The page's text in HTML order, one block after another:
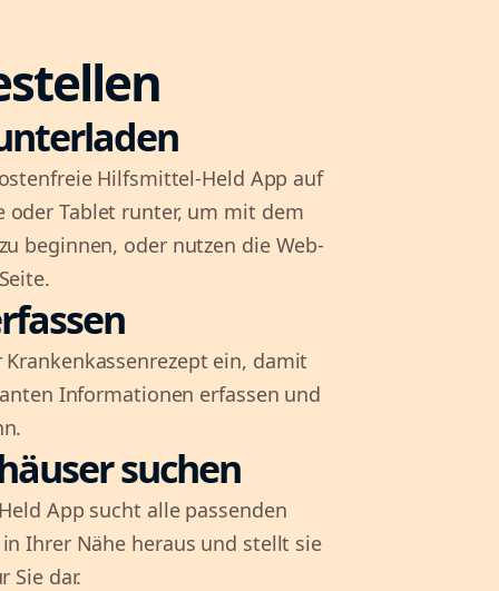
Hilfsmittel-Held App auf
oder Tablet runter, um mit dem
beginnen, oder nutzen die Web-
Krankenkassenrezept ein, damit
Informationen erfassen und
suchen
App sucht alle passenden
Ihrer Nähe heraus und stellt sie
Sie dar.